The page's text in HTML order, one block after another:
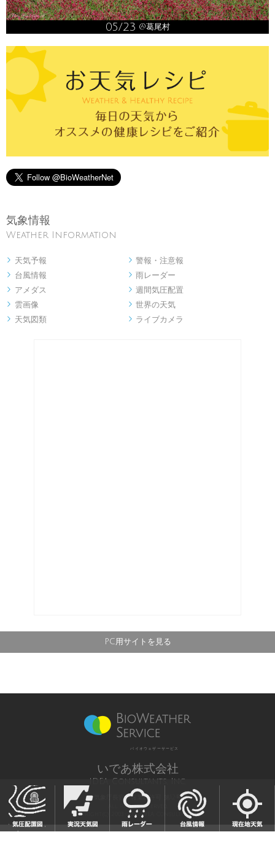
05/23 @葛尾村
気象情報
Weather Information
 天気予報  警報・注意報
 台風情報  雨レーダー
 アメダス  週間気圧配置
 雲画像  世界の天気
 天気図類  ライブカメラ
PC用サイトを見る
バイオウェザーサービス
いであ株式会社
IDEA Consultants, Inc.
気象庁長官予報業務許可 第12号
All Rights Reserved,
Copyright(c) 2003-2021 IDEA Consultants,Inc